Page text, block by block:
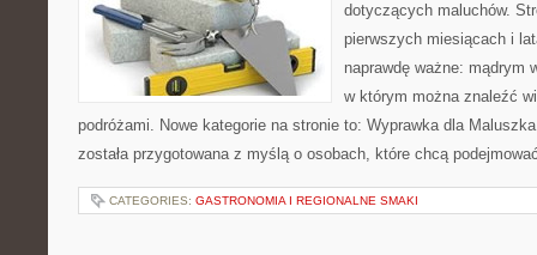
dotyczących maluchów.
pierwszych miesiącach i
naprawdę ważne: mądrym
w którym można znaleźć
podróżami. Nowe kategorie na stronie to: Wyprawka dla
została przygotowana z myślą o osobach, które chcą
CATEGORIES: GASTRONOMIA I REGIONALNE SMAKI